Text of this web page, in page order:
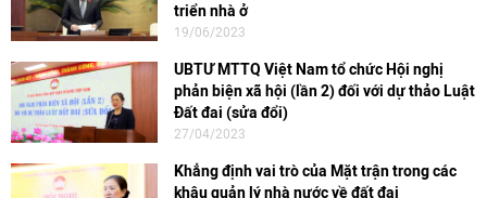
triển nhà ở
19/06/2023
UBTƯ MTTQ Việt Nam tổ chức Hội nghị
phản biện xã hội (lần 2) đối với dự thảo Luật
Đất đai (sửa đổi)
27/04/2023
Khẳng định vai trò của Mặt trận trong các
khâu quản lý nhà nước về đất đai